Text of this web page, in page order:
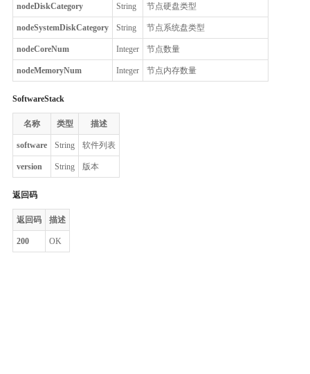
nodeDiskCategory String 节点硬盘类型
nodeSystemDiskCategory String 节点系统盘类型
nodeCoreNum Integer 节点数量
nodeMemoryNum Integer 节点内存数量
SoftwareStack
名称 类型 描述
software String 软件列表
version String 版本
返回码
返回码 描述
200 OK